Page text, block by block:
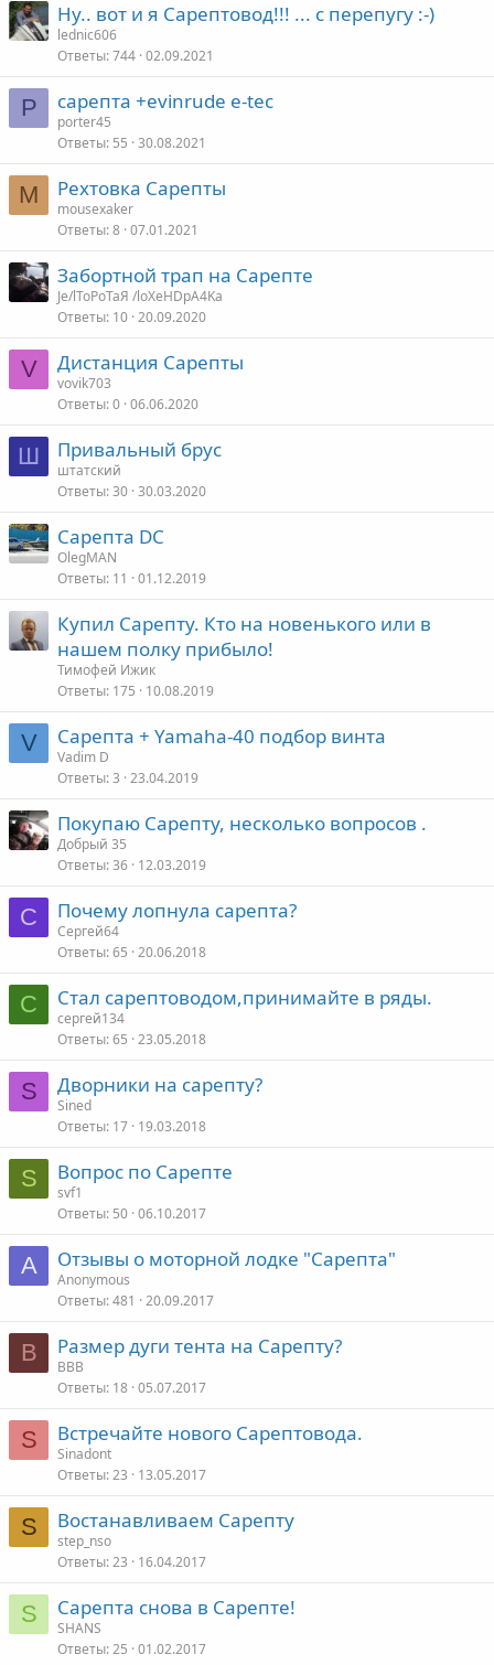
Ну.. вот и я Сарептовод!!! ... с перепугу :-)
lednic606
Ответы 744 02.09.2021
P сарепта +evinrude e-tec
porter45
Ответы 55 30.08.2021
M Рехтовка Сарепты
mousexaker
Ответы 8 07.01.2021
Забортной трап на Сарепте
Je/lToPoTaЯ /loXeHDpA4Ka
Ответы 10 20.09.2020
V Дистанция Сарепты
vovik703
Ответы 0 06.06.2020
Ш Привальный брус
штатский
Ответы 30 30.03.2020
Сарепта DC
OlegMAN
Ответы 11 01.12.2019
Купил Сарепту. Кто на новенького или в
нашем полку прибыло!
Тимофей Ижик
Ответы 175 10.08.2019
V Сарепта + Yamaha-40 подбор винта
Vadim D
Ответы 3 23.04.2019
Покупаю Сарепту, несколько вопросов .
Добрый 35
Ответы 36 12.03.2019
С Почему лопнула сарепта?
Сергей64
Ответы 65 20.06.2018
С Стал cарептоводом,принимайте в ряды.
сергей134
Ответы 65 23.05.2018
S Дворники на сарепту?
Sined
Ответы 17 19.03.2018
S Вопрос по Сарепте
svf1
Ответы 50 06.10.2017
A Отзывы о моторной лодке "Сарепта"
Anonymous
Ответы 481 20.09.2017
В Размер дуги тента на Сарепту?
ВВВ
Ответы 18 05.07.2017
S Встречайте нового Сарептовода.
Sinadont
Ответы 23 13.05.2017
S Востанавливаем Сарепту
step_nso
Ответы 23 16.04.2017
S Сарепта снова в Сарепте!
SHANS
Ответы 25 01.02.2017